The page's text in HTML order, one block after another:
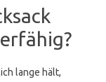
lange hält,